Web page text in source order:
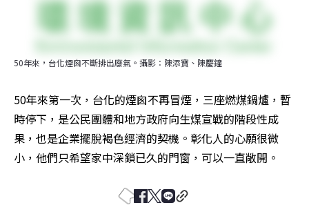
50年來，台化煙囪不斷排出廢氣。攝影：陳添寶、陳慶鐘
50年來第一次，台化的煙囪不再冒煙，三座燃煤鍋爐，暫
時停下，是公民團體和地方政府向生煤宣戰的階段性成
果，也是企業擺脫褐色經濟的契機。彰化人的心願很微
小，他們只希望家中深鎖已久的門窗，可以一直敞開。